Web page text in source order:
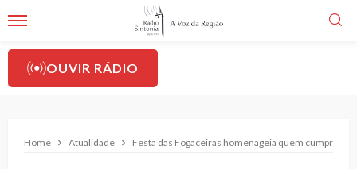
OUVIR RÁDIO
Home Atualidade Festa das Fogaceiras homenageia quem cumpre a